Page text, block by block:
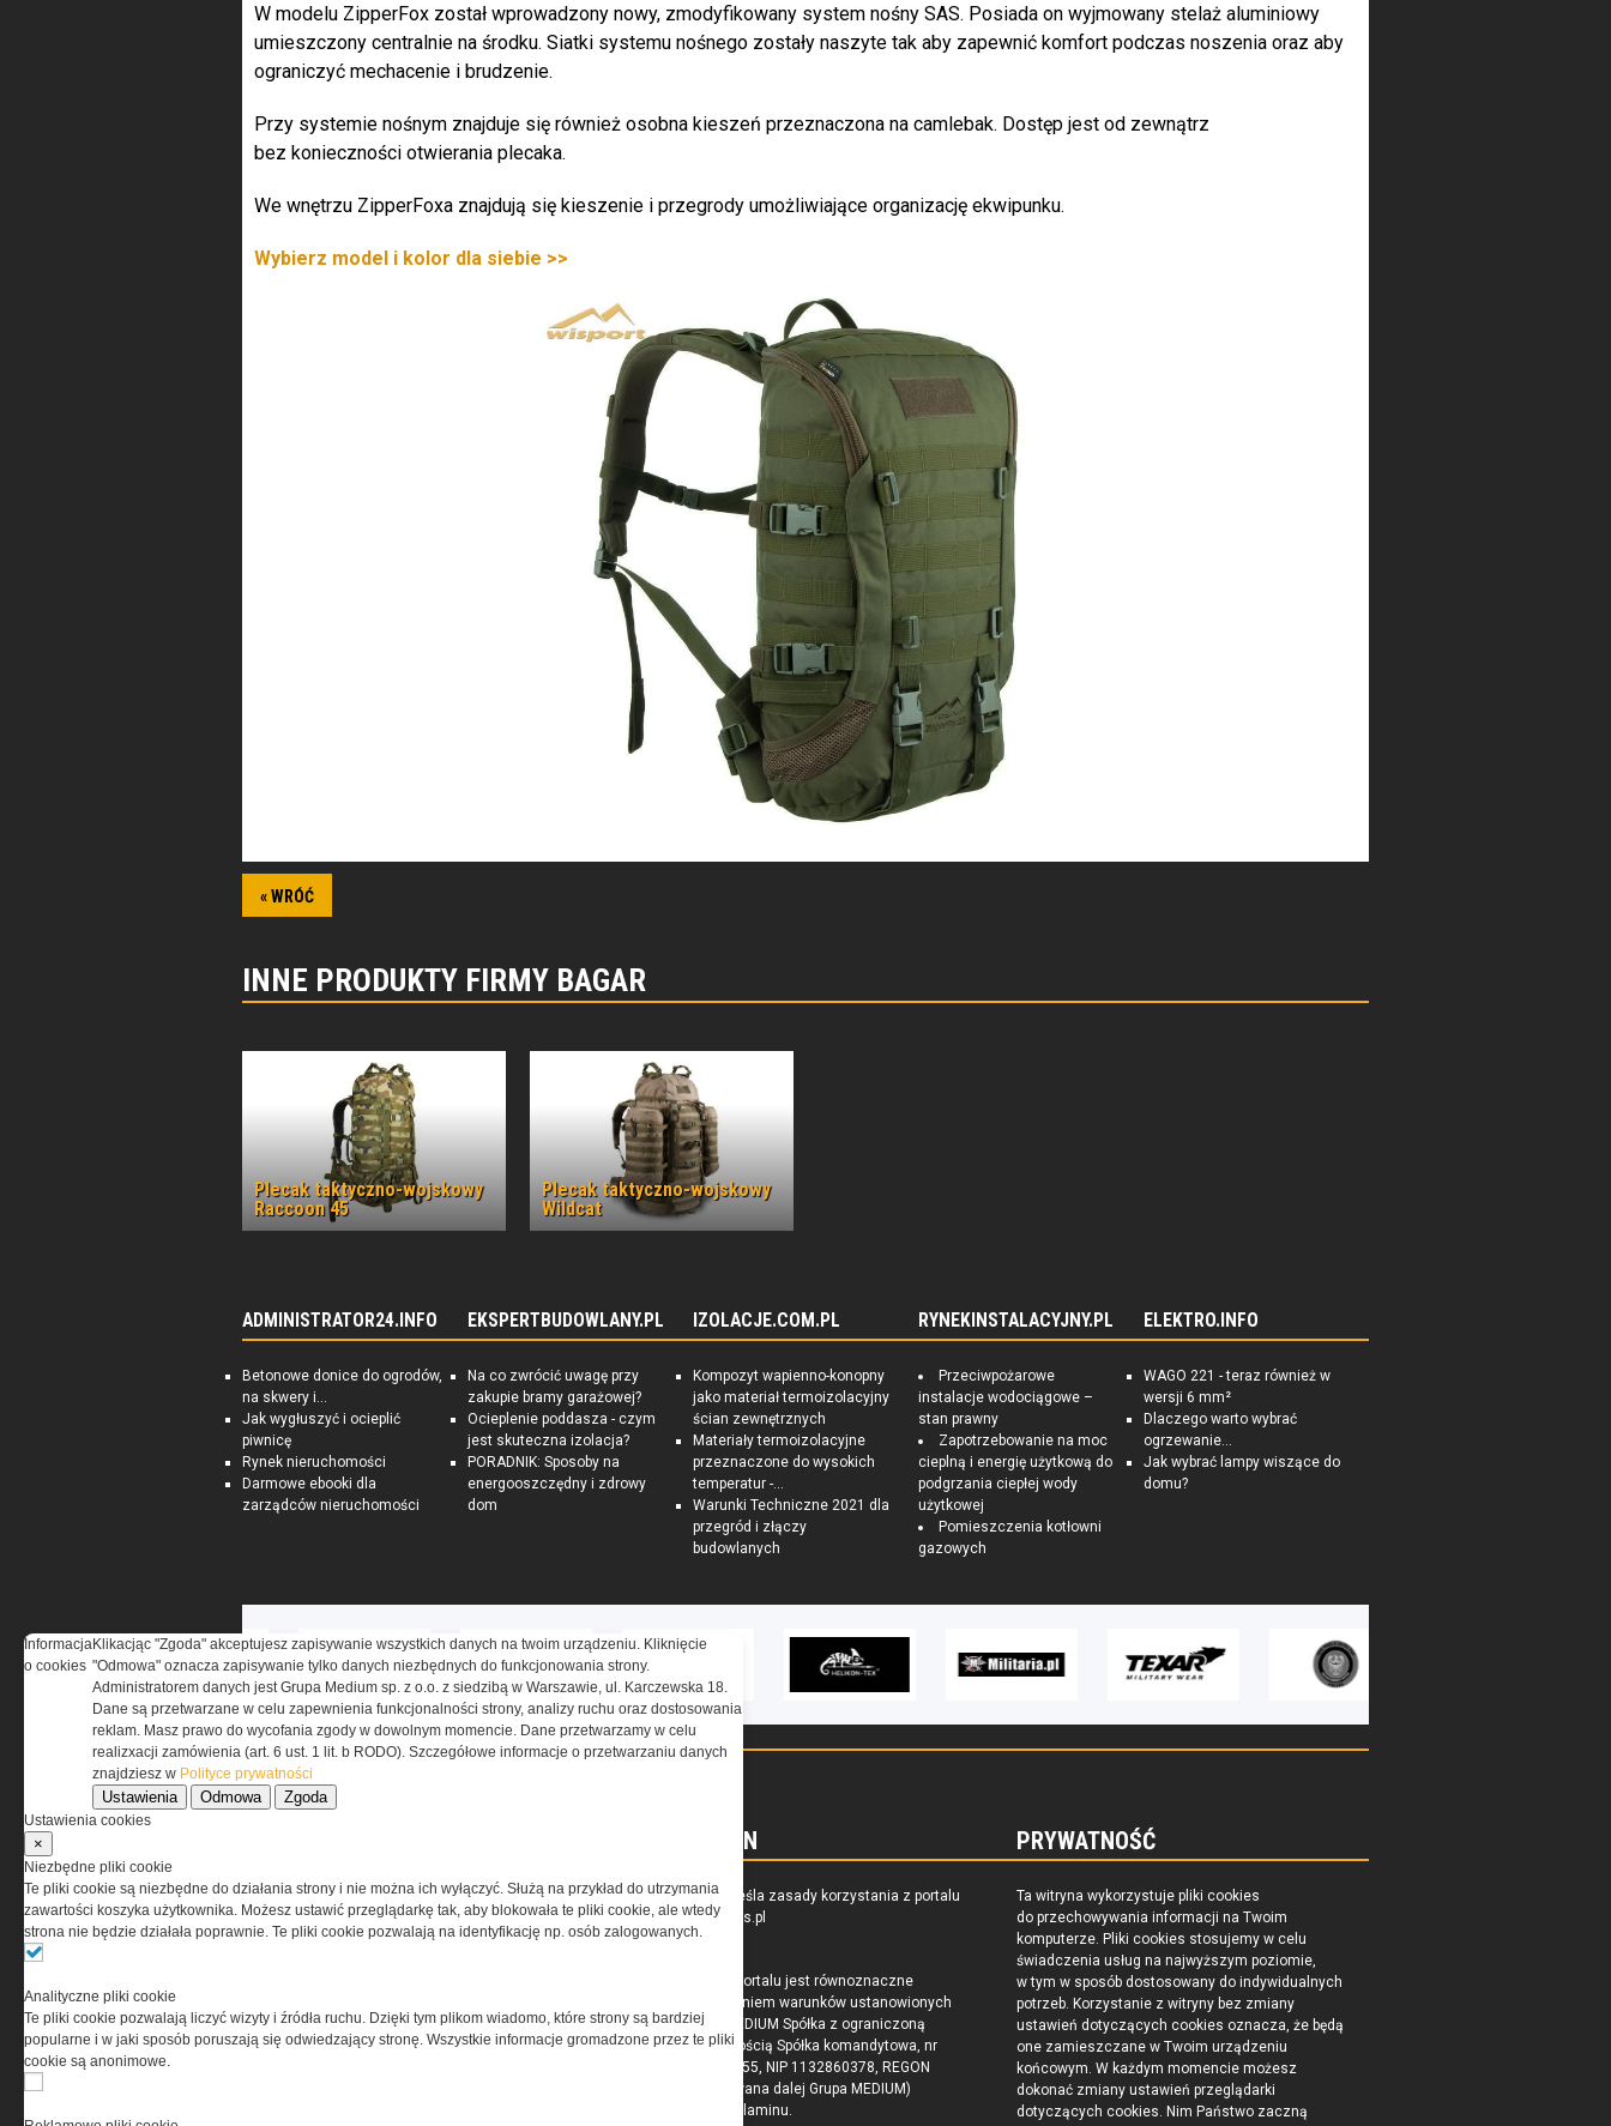
W modelu ZipperFox został wprowadzony nowy, zmodyfikowany system nośny SAS. Posiada on wyjmowany stelaż aluminiowy
umieszczony centralnie na środku. Siatki systemu nośnego zostały naszyte tak aby zapewnić komfort podczas noszenia oraz aby
ograniczyć mechacenie i brudzenie.
Przy systemie nośnym znajduje się również osobna kieszeń przeznaczona na camlebak. Dostęp jest od zewnątrz
bez konieczności otwierania plecaka.
We wnętrzu ZipperFoxa znajdują się kieszenie i przegrody umożliwiające organizację ekwipunku.
Wybierz model i kolor dla siebie >>
« WRÓĆ
INNE PRODUKTY FIRMY BAGAR
Plecak taktyczno-wojskowy
Raccoon 45
Plecak taktyczno-wojskowy
Wildcat
ADMINISTRATOR24.INFO
Betonowe donice do ogrodów,
na skwery i...
Jak wygłuszyć i ocieplić
piwnicę
Rynek nieruchomości
Darmowe ebooki dla
zarządców nieruchomości
EKSPERTBUDOWLANY.PL
Na co zwrócić uwagę przy
zakupie bramy garażowej?
Ocieplenie poddasza - czym
jest skuteczna izolacja?
PORADNIK: Sposoby na
energooszczędny i zdrowy
dom
IZOLACJE.COM.PL
Kompozyt wapienno-konopny
jako materiał termoizolacyjny
ścian zewnętrznych
Materiały termoizolacyjne
przeznaczone do wysokich
temperatur -...
Warunki Techniczne 2021 dla
przegród i złączy
budowlanych
RYNEKINSTALACYJNY.PL
Przeciwpożarowe
instalacje wodociągowe –
stan prawny
Zapotrzebowanie na moc
cieplną i energię użytkową do
podgrzania ciepłej wody
użytkowej
Pomieszczenia kotłowni
gazowych
ELEKTRO.INFO
WAGO 221 - teraz również w
wersji 6 mm²
Dlaczego warto wybrać
ogrzewanie...
Jak wybrać lampy wiszące do
domu?
Codzienne źródło informacji o taktyce, szkoleniu,
misjach bojowych, uzbrojeniu, umundurowaniu
i wyposażeniu jednostek specjalnych w kraju
REGULAMIN
Regulamin określa zasady korzystania z portalu
www.special-ops.pl
Korzystanie z portalu jest równoznaczne
z zaakceptowaniem warunków ustanowionych
przez Grupa MEDIUM Spółka z ograniczoną
odpowiedzialnością Spółka komandytowa, nr
KRS: 0000537655, NIP 1132860378, REGON
146393437 (zwana dalej Grupa MEDIUM)
w postaci Regulaminu.
PRYWATNOŚĆ
Ta witryna wykorzystuje pliki cookies
do przechowywania informacji na Twoim
komputerze. Pliki cookies stosujemy w celu
świadczenia usług na najwyższym poziomie,
w tym w sposób dostosowany do indywidualnych
potrzeb. Korzystanie z witryny bez zmiany
ustawień dotyczących cookies oznacza, że będą
one zamieszczane w Twoim urządzeniu
końcowym. W każdym momencie możesz
dokonać zmiany ustawień przeglądarki
dotyczących cookies. Nim Państwo zaczną
Informacja
o cookies
Klikacjąc "Zgoda" akceptujesz zapisywanie wszystkich danych na twoim urządzeniu. Kliknięcie
"Odmowa" oznacza zapisywanie tylko danych niezbędnych do funkcjonowania strony.
Administratorem danych jest Grupa Medium sp. z o.o. z siedzibą w Warszawie, ul. Karczewska 18.
Dane są przetwarzane w celu zapewnienia funkcjonalności strony, analizy ruchu oraz dostosowania
reklam. Masz prawo do wycofania zgody w dowolnym momencie. Dane przetwarzamy w celu
realizxacji zamówienia (art. 6 ust. 1 lit. b RODO). Szczegółowe informacje o przetwarzaniu danych
znajdziesz w Polityce prywatności
Ustawienia Odmowa Zgoda
Ustawienia cookies
×
Niezbędne pliki cookie
Te pliki cookie są niezbędne do działania strony i nie można ich wyłączyć. Służą na przykład do utrzymania
zawartości koszyka użytkownika. Możesz ustawić przeglądarkę tak, aby blokowała te pliki cookie, ale wtedy
strona nie będzie działała poprawnie. Te pliki cookie pozwalają na identyfikację np. osób zalogowanych.
Analityczne pliki cookie
Te pliki cookie pozwalają liczyć wizyty i źródła ruchu. Dzięki tym plikom wiadomo, które strony są bardziej
popularne i w jaki sposób poruszają się odwiedzający stronę. Wszystkie informacje gromadzone przez te pliki
cookie są anonimowe.